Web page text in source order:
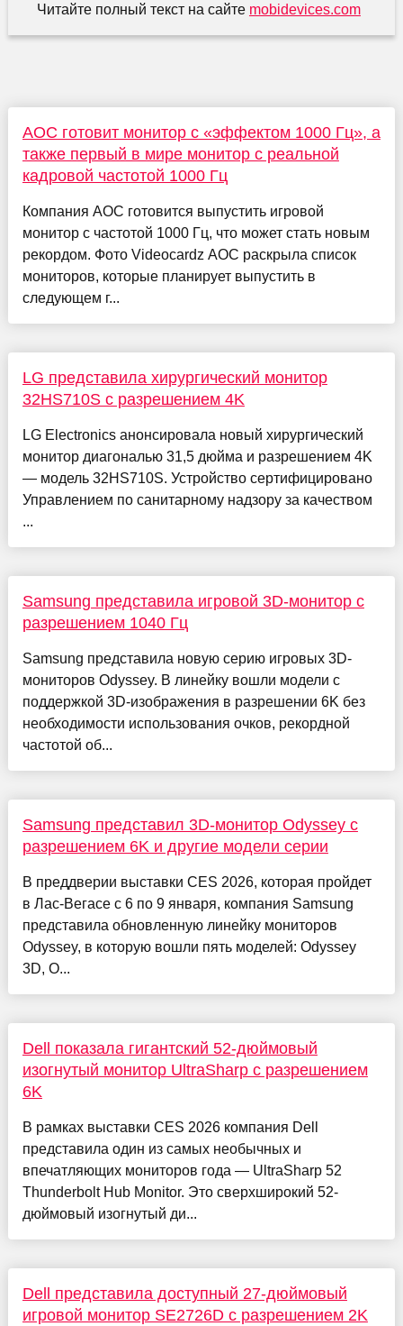
Читайте полный текст на сайте mobidevices.com
AOC готовит монитор с «эффектом 1000 Гц», а
также первый в мире монитор с реальной
кадровой частотой 1000 Гц
Компания AOC готовится выпустить игровой
монитор с частотой 1000 Гц, что может стать новым
рекордом. Фото Videocardz AOC раскрыла список
мониторов, которые планирует выпустить в
следующем г...
LG представила хирургический монитор
32HS710S с разрешением 4K
LG Electronics анонсировала новый хирургический
монитор диагональю 31,5 дюйма и разрешением 4K
— модель 32HS710S. Устройство сертифицировано
Управлением по санитарному надзору за качеством
...
Samsung представила игровой 3D-монитор с
разрешением 1040 Гц
Samsung представила новую серию игровых 3D-
мониторов Odyssey. В линейку вошли модели с
поддержкой 3D-изображения в разрешении 6K без
необходимости использования очков, рекордной
частотой об...
Samsung представил 3D-монитор Odyssey с
разрешением 6K и другие модели серии
В преддверии выставки CES 2026, которая пройдет
в Лас-Вегасе с 6 по 9 января, компания Samsung
представила обновленную линейку мониторов
Odyssey, в которую вошли пять моделей: Odyssey
3D, O...
Dell показала гигантский 52-дюймовый
изогнутый монитор UltraSharp с разрешением
6K
В рамках выставки CES 2026 компания Dell
представила один из самых необычных и
впечатляющих мониторов года — UltraSharp 52
Thunderbolt Hub Monitor. Это сверхширокий 52-
дюймовый изогнутый ди...
Dell представила доступный 27-дюймовый
игровой монитор SE2726D с разрешением 2K